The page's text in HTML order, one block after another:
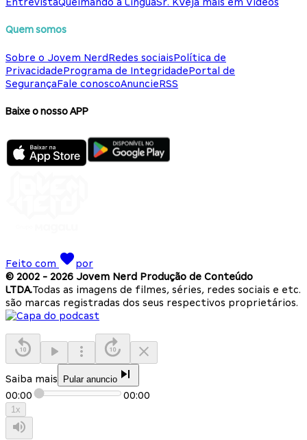
EntrevistaQueimando a LínguaSr. KVeja mais em Vídeos
Quem somos
Sobre o Jovem NerdRedes sociaisPolítica de
PrivacidadePrograma de IntegridadePortal de
SegurançaFale conoscoAnuncieRSS
Baixe o nosso APP
Feito com
por
© 2002 - 2026 Jovem Nerd Produção de Conteúdo
LTDA.Todas as imagens de filmes, séries, redes sociais e etc.
são marcas registradas dos seus respectivos proprietários.
Saiba mais Pular anuncio
00:00 00:00
1x